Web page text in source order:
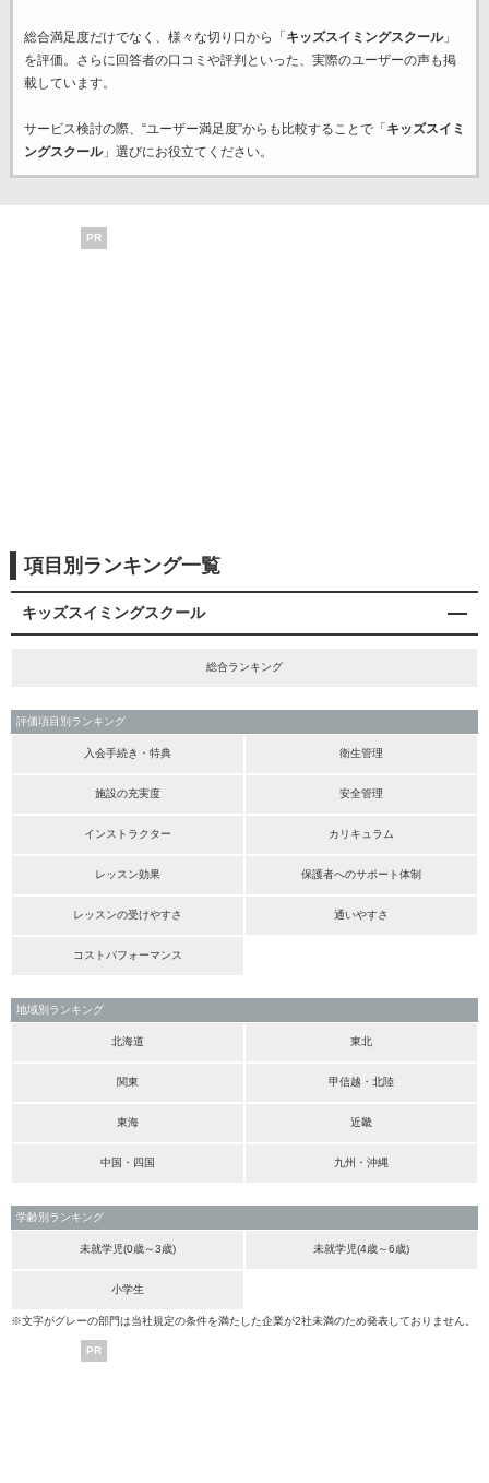
総合満足度だけでなく、様々な切り口から「 キッズスイミングスクール」
を評価。さらに回答者の口コミや評判といった、実際のユーザーの声も掲
載しています。
サービス検討の際、“ユーザー満足度”からも比較することで「 キッズスイミ
ングスクール」選びにお役立てください。
PR
項目別ランキング一覧
キッズスイミングスクール
総合ランキング
評価項目別ランキング
入会手続き・特典 衛生管理
施設の充実度 安全管理
インストラクター カリキュラム
レッスン効果 保護者へのサポート体制
レッスンの受けやすさ 通いやすさ
コストパフォーマンス
地域別ランキング
北海道 東北
関東 甲信越・北陸
東海 近畿
中国・四国 九州・沖縄
学齢別ランキング
未就学児(0歳～3歳) 未就学児(4歳～6歳)
小学生
※文字がグレーの部門は当社規定の条件を満たした企業が2社未満のため発表しておりません。
PR